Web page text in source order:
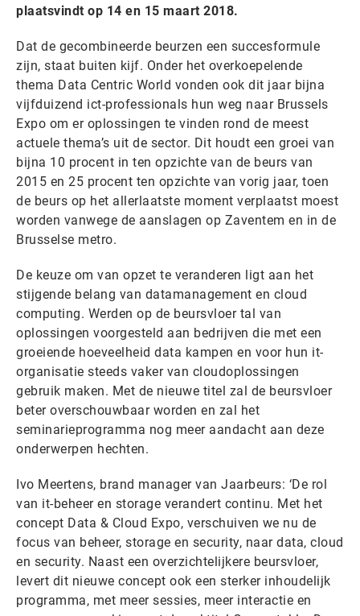
plaatsvindt op 14 en 15 maart 2018.
Dat de gecombineerde beurzen een succesformule
zijn, staat buiten kijf. Onder het overkoepelende
thema Data Centric World vonden ook dit jaar bijna
vijfduizend ict-professionals hun weg naar Brussels
Expo om er oplossingen te vinden rond de meest
actuele thema’s uit de sector. Dit houdt een groei van
bijna 10 procent in ten opzichte van de beurs van
2015 en 25 procent ten opzichte van vorig jaar, toen
de beurs op het allerlaatste moment verplaatst moest
worden vanwege de aanslagen op Zaventem en in de
Brusselse metro.
De keuze om van opzet te veranderen ligt aan het
stijgende belang van datamanagement en cloud
computing. Werden op de beursvloer tal van
oplossingen voorgesteld aan bedrijven die met een
groeiende hoeveelheid data kampen en voor hun it-
organisatie steeds vaker van cloudoplossingen
gebruik maken. Met de nieuwe titel zal de beursvloer
beter overschouwbaar worden en zal het
seminarieprogramma nog meer aandacht aan deze
onderwerpen hechten.
Ivo Meertens, brand manager van Jaarbeurs: ‘De rol
van it-beheer en storage verandert continu. Met het
concept Data & Cloud Expo, verschuiven we nu de
focus van beheer, storage en security, naar data, cloud
en security. Naast een overzichtelijkere beursvloer,
levert dit nieuwe concept ook een sterker inhoudelijk
programma, met meer sessies, meer interactie en